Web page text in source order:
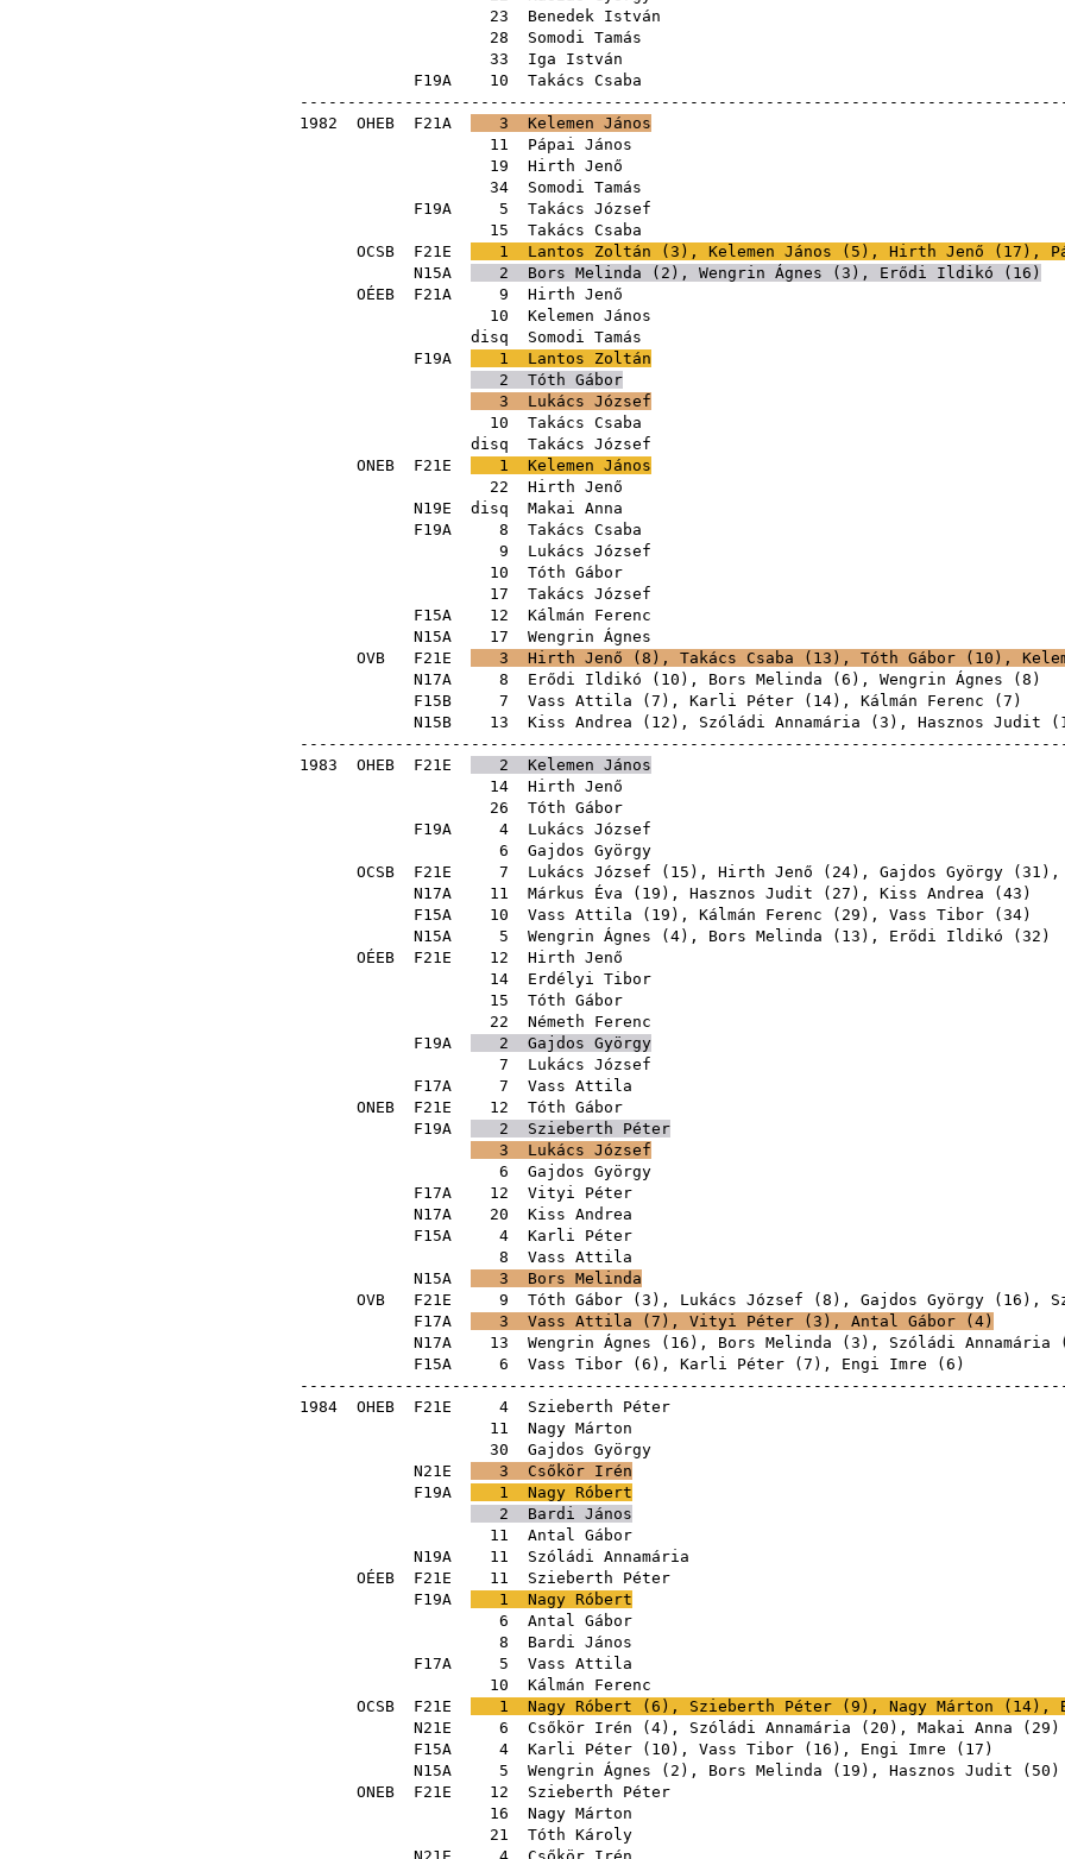
23
Benedek István
28
Somodi Tamás
33
Iga István
F19A 10
Takács Csaba
1982 OHEB F21A 3
Kelemen János
11
Pápai János
19
Hirth Jenő
34
Somodi Tamás
F19A 5
Takács József
15
Takács Csaba
OCSB F21E 1 Lantos Zoltán ( 3 ), Kelemen János ( 5 ), Hirth Jenő ( 17 ),
N15A
2 Bors Melinda ( 2 ), Wengrin Ágnes ( 3 ), Erődi Ildikó ( 16 )
OÉEB F21A 9
Hirth Jenő
10
Kelemen János
disq
Somodi Tamás
F19A
1
Lantos Zoltán
2
Tóth Gábor
3
Lukács József
10
Takács Csaba
disq
Takács József
ONEB F21E 1
Kelemen János
22
Hirth Jenő
N19E disq
Makai Anna
F19A 8
Takács Csaba
9
Lukács József
10
Tóth Gábor
17
Takács József
F15A 12
Kálmán Ferenc
N15A 17
Wengrin Ágnes
OVB F21E 3 Hirth Jenő ( 8 ), Takács Csaba ( 13 ), Tóth Gábor ( 10 ),
N17A 8 Erődi Ildikó ( 10 ), Bors Melinda ( 6 ), Wengrin Ágnes ( 8
F15B 7 Vass Attila ( 7 ), Karli Péter ( 14), Kálmán Ferenc ( 7
N15B 13 Kiss Andrea ( 12 ), Szóládi Annamária ( 3 ), Hasznos Judit (
1983 OHEB F21E 2
Kelemen János
14
Hirth Jenő
26
Tóth Gábor
F19A 4
Lukács József
6
Gajdos György
OCSB F21E 7 Lukács József ( 15 ), Hirth Jenő ( 24), Gajdos György ( 31 ),
N17A 11 Márkus Éva ( 19 ), Hasznos Judit ( 27 ), Kiss Andrea ( 43
F15A 10 Vass Attila ( 19 ), Kálmán Ferenc ( 29 ), Vass Tibor ( 34
N15A 5 Wengrin Ágnes ( 4), Bors Melinda ( 13 ), Erődi Ildikó ( 32
OÉEB F21E 12
Hirth Jenő
14
Erdélyi Tibor
15
Tóth Gábor
22
Németh Ferenc
F19A
2
Gajdos György
7
Lukács József
F17A 7
Vass Attila
ONEB F21E 12
Tóth Gábor
F19A
2
Szieberth Péter
3
Lukács József
6
Gajdos György
F17A 12
Vityi Péter
N17A 20
Kiss Andrea
F15A 4
Karli Péter
8
Vass Attila
N15A
3
Bors Melinda
OVB F21E 9 Tóth Gábor ( 3 ), Lukács József ( 8 ), Gajdos György ( 16 ),
F17A
3 Vass Attila ( 7 ), Vityi Péter ( 3 ), Antal Gábor ( 4 )
N17A 13 Wengrin Ágnes ( 16 ), Bors Melinda ( 3 ), Szóládi Annamária (
F15A 6 Vass Tibor ( 6 ), Karli Péter ( 7 ), Engi Imre ( 6
1984 OHEB F21E 4
Szieberth Péter
11
Nagy Márton
30
Gajdos György
N21E
3
Csőkör Irén
F19A
1
Nagy Róbert
2
Bardi János
11
Antal Gábor
N19A 11
Szóládi Annamária
OÉEB F21E 11
Szieberth Péter
F19A
1
Nagy Róbert
6
Antal Gábor
8
Bardi János
F17A 5
Vass Attila
10
Kálmán Ferenc
OCSB F21E 1 Nagy Róbert ( 6 ), Szieberth Péter ( 9 ), Nagy Márton ( 14),
N21E 6 Csőkör Irén ( 4), Szóládi Annamária ( 20 ), Makai Anna ( 29
F15A 4 Karli Péter ( 10 ), Vass Tibor ( 16 ), Engi Imre ( 17
N15A 5 Wengrin Ágnes ( 2 ), Bors Melinda ( 19 ), Hasznos Judit ( 50
ONEB F21E 12
Szieberth Péter
16
Nagy Márton
21
Tóth Károly